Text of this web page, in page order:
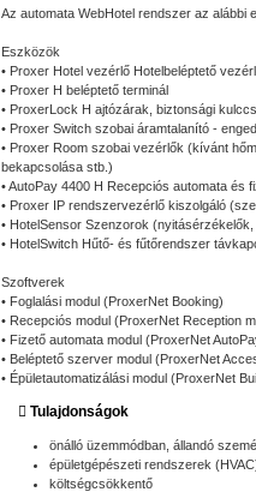
Az automata WebHotel rendszer az alábbi
Eszközök
• Proxer Hotel vezérlő Hotelbeléptető
• Proxer H beléptető terminál
• ProxerLock H ajtózárak, biztonsági
• Proxer Switch szobai áramtalanító -
• Proxer Room szobai vezérlők (kívánt
bekapcsolása stb.)
• AutoPay 4400 H Recepciós automata és
• Proxer IP rendszervezérlő kiszolgáló
• HotelSensor Szenzorok
• HotelSwitch Hűtő- és fűtőrendszer
Szoftverek
• Foglalási modul (ProxerNet Booking)
• Recepciós modul (ProxerNet Reception
• Fizető automata modul (ProxerNet
• Beléptető szerver modul (ProxerNet
• Épületautomatizálási modul (ProxerNet
Tulajdonságok
önálló üzemmódban, állandó
épületgépészeti rendszerek
költségcsökkentő